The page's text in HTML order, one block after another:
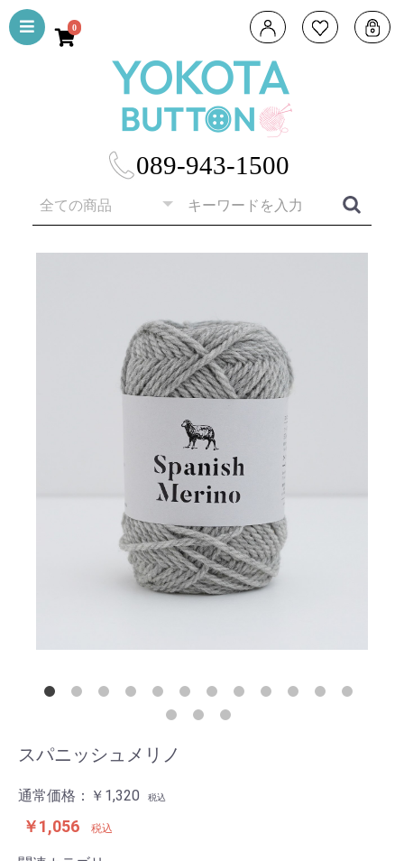
089-943-1500
0
スパニッシュメリノ
通常価格： ￥1,320 税込
￥1,056 税込